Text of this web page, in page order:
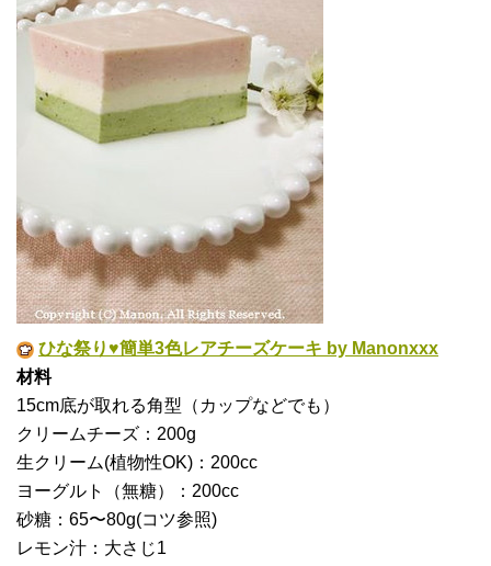
ひな祭り♥簡単3色レアチーズケーキ by Manonxxx
材料
15cm底が取れる角型（カップなどでも）
クリームチーズ：200g
生クリーム(植物性OK)：200cc
ヨーグルト（無糖）：200cc
砂糖：65〜80g(コツ参照)
レモン汁：大さじ1